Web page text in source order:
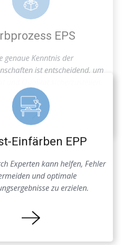
und Qualität sicherzustellen.
Einfärben EPP
Experten kann helfen, Fehler
und optimale
zu erzielen.